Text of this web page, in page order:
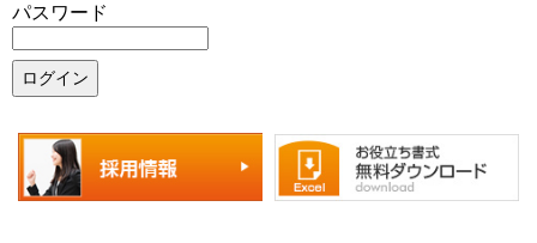
パスワード